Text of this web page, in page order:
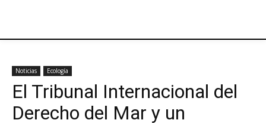
Noticias Ecología
El Tribunal Internacional del
Derecho del Mar y un